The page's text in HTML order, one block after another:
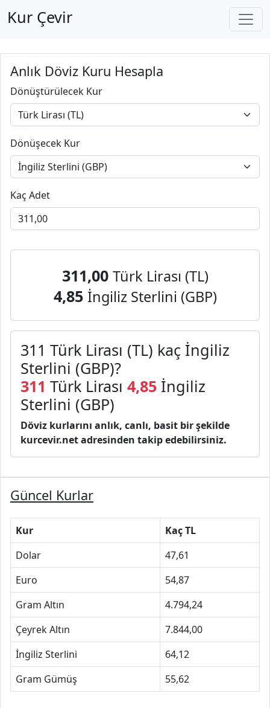
Kur Çevir
Anlık Döviz Kuru Hesapla
Dönüştürülecek Kur
Dönüşecek Kur
Kaç Adet
311,00 Türk Lirası (TL)
4,85 İngiliz Sterlini (GBP)
311 Türk Lirası (TL) kaç İngiliz
Sterlini (GBP)?
311 Türk Lirası 4,85 İngiliz
Sterlini (GBP)
Döviz kurlarını anlık, canlı, basit bir şekilde
kurcevir.net adresinden takip edebilirsiniz.
Güncel Kurlar
Kur
Kaç TL
Dolar
47,61
Euro
54,87
Gram Altın
4.794,24
Çeyrek Altın
7.844,00
İngiliz Sterlini
64,12
Gram Gümüş
55,62